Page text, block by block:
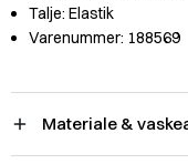
Talje: Elastik
Varenummer: 188569
Materiale &